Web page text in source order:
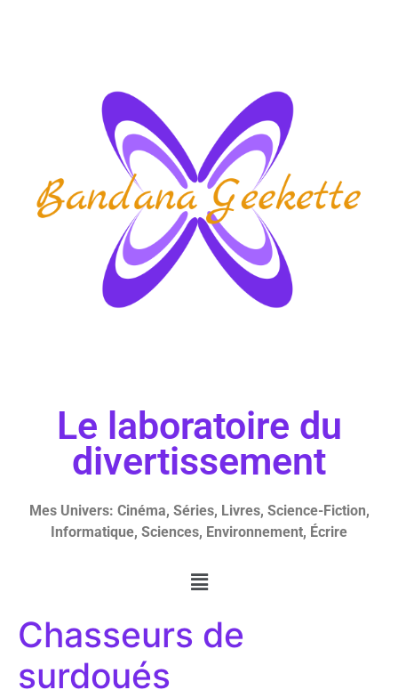
Le laboratoire du
divertissement
Mes Univers: Cinéma, Séries, Livres, Science-Fiction,
Informatique, Sciences, Environnement, Écrire
Chasseurs de
surdoués